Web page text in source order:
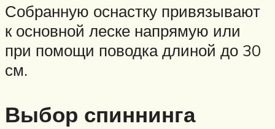
Собранную оснастку привязывают
к основной леске напрямую или
при помощи поводка длиной до 30
см.
Выбор спиннинга